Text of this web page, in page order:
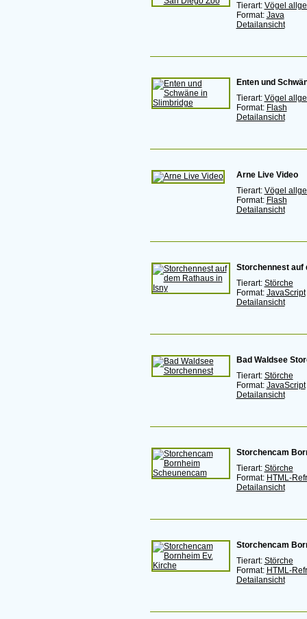
Tierart: Vögel
Format: Java
Detailansicht
Enten und
Tierart: Vögel
Format: Flash
Detailansicht
Arne Live Video
Tierart: Vögel
Format: Flash
Detailansicht
Storchennest auf
Tierart: Störche
Format: JavaScript
Detailansicht
Bad Waldsee
Tierart: Störche
Format: JavaScript
Detailansicht
Storchencam
Tierart: Störche
Format: HTML-
Detailansicht
Storchencam
Tierart: Störche
Format: HTML-
Detailansicht